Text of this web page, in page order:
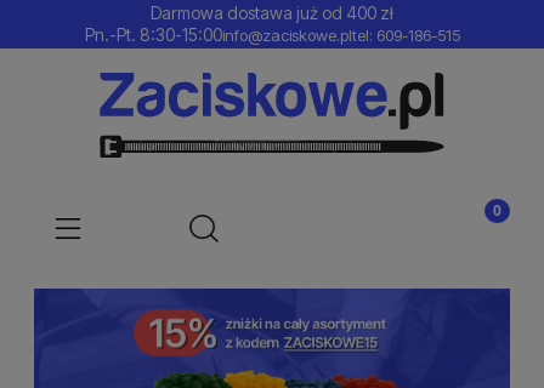
Darmowa dostawa już od 400 zł
Pn.-Pt. 8:30-15:00info@zaciskowe.pltel: 609-186-515